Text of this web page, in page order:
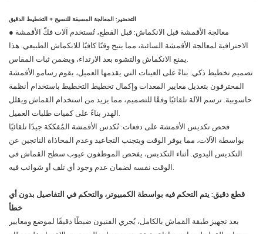
التحضير: المعالجة المسبقة للنسيج + التخطيط الدقيق
● معالجة الأقمشة قبل الانكماش: قبل القطع، تُستخدم آلات فكّ الأقمشة
الاحترافية لمعالجة الأقمشة السائبة، مما يتيح وقتًا كافيًا للانكماش الطبيعي. هذا
يمنع الانكماش والتشوه بعد الارتداء، ويضمن ثبات المقاس.
تصميم تخطيط ذكي: بناءً على العينات التي يقدمها العميل، يقوم رسامو الأقمشة
المحترفون بتعديل معايير المعدات وإكمال تخطيط التخطيط باستخدام أنظمة
حاسوبية. ترسم الآلة تلقائيًا وفقًا للتصميم، مما يزيد من استخدام القماش ويقلل
الهدر بناءً على كميات طلبات العميل.
فحص تكديس الأقمشة على دفعات: تُكدس الأقمشة المُفككة جيدًا تلقائيًا
بواسطة الآلات، مما يوفر الوقت ويتجنب التجاعيد وعدم المحاذاة الناتجين عن
التكديس اليدوي. أثناء التكديس، يفحص الموظفون عيوب سطح القماش في
الوقت نفسه لضمان عدم وجود أي تلف أو شوائب فيه.
قطع دقيق: يتم التحكم فيه بواسطة الكمبيوتر، والتحكم في التفاصيل بدون أي
خطأ
بعد تجهيز طبقة القماش بالكامل، يُجري الفنيون ضبطًا دقيقًا لموضع ومعايير